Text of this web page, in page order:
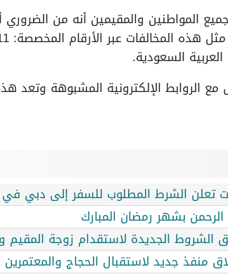
المواطنين والمقيمين أنه من الضروري
الروابط الإلكترونية المشبوهة وتعد
تعلن الشرط المطلوب للسفر إلى دبي
بشهر رمضان المبارك
الشروط الجديدة لاستقدام زوجة
منفذ جديد لاستقبال الحجاج والمعتمرين